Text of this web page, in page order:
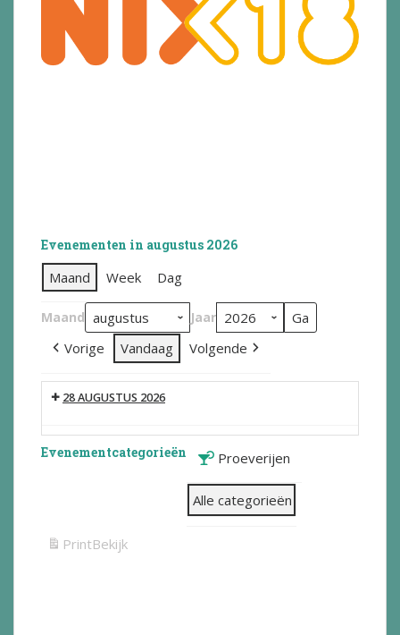
Evenementen in augustus 2026
Maand Week Dag
Maand Jaar
Vorige Vandaag Volgende
28 AUGUSTUS 2026
Evenementcategorieën Proeverijen
Alle categorieën
PrintBekijk